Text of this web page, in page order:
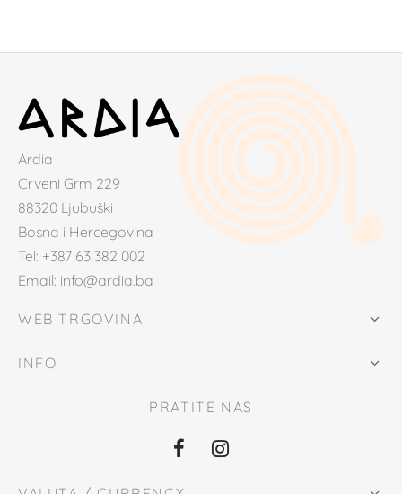
Ardia
Crveni Grm 229
88320 Ljubuški
Bosna i Hercegovina
Tel: +387 63 382 002
Email: info@ardia.ba
WEB TRGOVINA
INFO
PRATITE NAS